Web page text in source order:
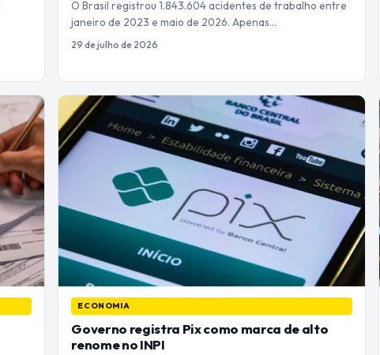
O Brasil registrou 1.843.604 acidentes de trabalho entre
janeiro de 2023 e maio de 2026. Apenas…
29 de julho de 2026
ECONOMIA
Governo registra Pix como marca de alto
renome no INPI